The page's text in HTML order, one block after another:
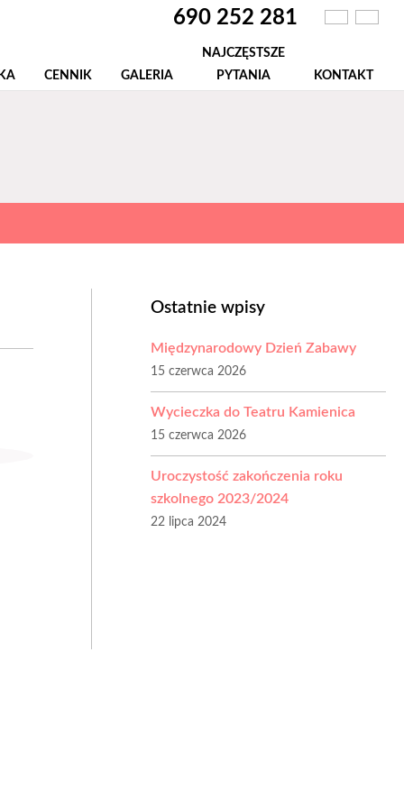
690 252 281
CENNIK GALERIA
NAJCZĘSTSZE
PYTANIA
KONTAKT
Ostatnie wpisy
Międzynarodowy Dzień Zabawy
15 czerwca 2026
Wycieczka do Teatru Kamienica
15 czerwca 2026
Uroczystość zakończenia roku
szkolnego 2023/2024
22 lipca 2024